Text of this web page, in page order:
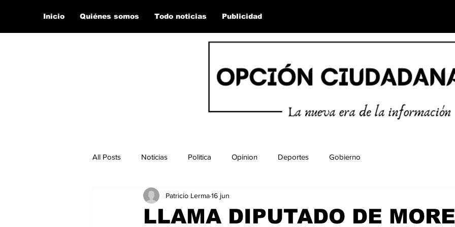
Inicio Quiénes somos Todo noticias Publicidad
All Posts Noticias Politica Opinion Deportes Gobierno
LLAMA DIPUTADO DE
Patricio Lerma16 jun